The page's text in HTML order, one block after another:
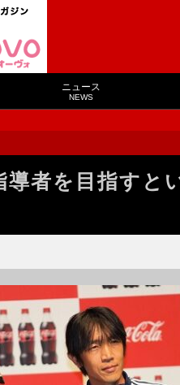
ニュース
NEWS
導者を目指す